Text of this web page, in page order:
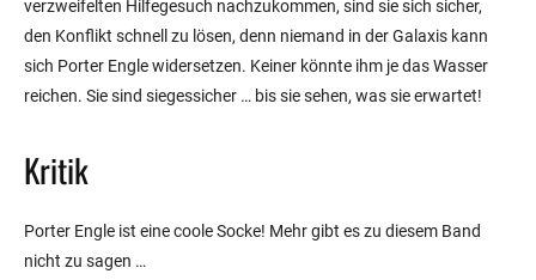
verzweifelten Hilfegesuch nachzukommen, sind sie sich sicher,
den Konflikt schnell zu lösen, denn niemand in der Galaxis kann
sich Porter Engle widersetzen. Keiner könnte ihm je das Wasser
reichen. Sie sind siegessicher … bis sie sehen, was sie erwartet!
Kritik
Porter Engle ist eine coole Socke! Mehr gibt es zu diesem Band
nicht zu sagen …